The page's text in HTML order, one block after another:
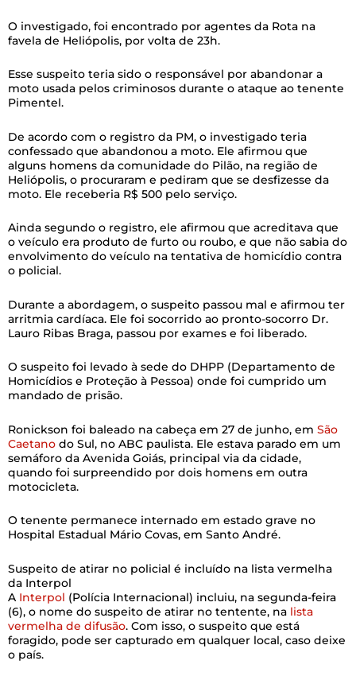
O investigado, foi encontrado por agentes da Rota na
favela de Heliópolis, por volta de 23h.
Esse suspeito teria sido o responsável por abandonar a
moto usada pelos criminosos durante o ataque ao tenente
Pimentel.
De acordo com o registro da PM, o investigado teria
confessado que abandonou a moto. Ele afirmou que
alguns homens da comunidade do Pilão, na região de
Heliópolis, o procuraram e pediram que se desfizesse da
moto. Ele receberia R$ 500 pelo serviço.
Ainda segundo o registro, ele afirmou que acreditava que
o veículo era produto de furto ou roubo, e que não sabia do
envolvimento do veículo na tentativa de homicídio contra
o policial.
Durante a abordagem, o suspeito passou mal e afirmou ter
arritmia cardíaca. Ele foi socorrido ao pronto-socorro Dr.
Lauro Ribas Braga, passou por exames e foi liberado.
O suspeito foi levado à sede do DHPP (Departamento de
Homicídios e Proteção à Pessoa) onde foi cumprido um
mandado de prisão.
Ronickson foi baleado na cabeça em 27 de junho, em São
Caetano do Sul, no ABC paulista. Ele estava parado em um
semáforo da Avenida Goiás, principal via da cidade,
quando foi surpreendido por dois homens em outra
motocicleta.
O tenente permanece internado em estado grave no
Hospital Estadual Mário Covas, em Santo André.
Suspeito de atirar no policial é incluído na lista vermelha
da Interpol
A Interpol (Polícia Internacional) incluiu, na segunda-feira
(6), o nome do suspeito de atirar no tentente, na lista
vermelha de difusão. Com isso, o suspeito que está
foragido, pode ser capturado em qualquer local, caso deixe
o país.